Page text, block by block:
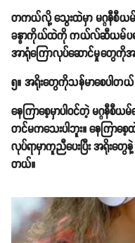
တကယ်လို့ သွေးထဲမှာ မဂ္ဂနီစီယ
ခန္ဓာကိုယ်ထဲကို ကယ်လ်ဆီယမ်ပမာဏ
အာရုံကြောလုပ်ဆောင်မှုတွေကို
၅။ အရိုးတွေကိုသန်မာစေပါတယ်
နေကြာစေ့မှာပါဝင်တဲ့ မဂ္ဂနီစီ
တင်မကသေးပါဘူး။ နေကြာစ
လုပ်ရာမှာကူညီပေးပြီး အရိုးတွေ
တယ်။